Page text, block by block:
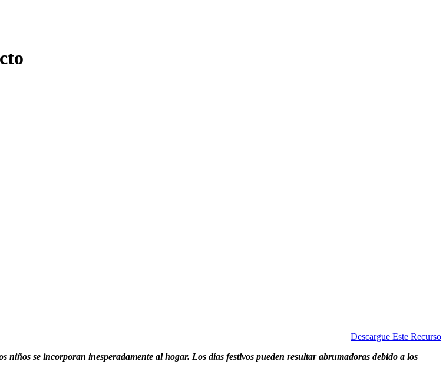
Descargue Este Recurso
niños se incorporan inesperadamente al hogar. Los días festivos pueden resultar abrumadoras debido a los